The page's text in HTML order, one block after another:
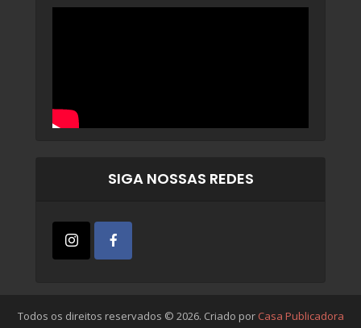
SIGA NOSSAS REDES
Todos os direitos reservados © 2026. Criado por Casa Publicadora